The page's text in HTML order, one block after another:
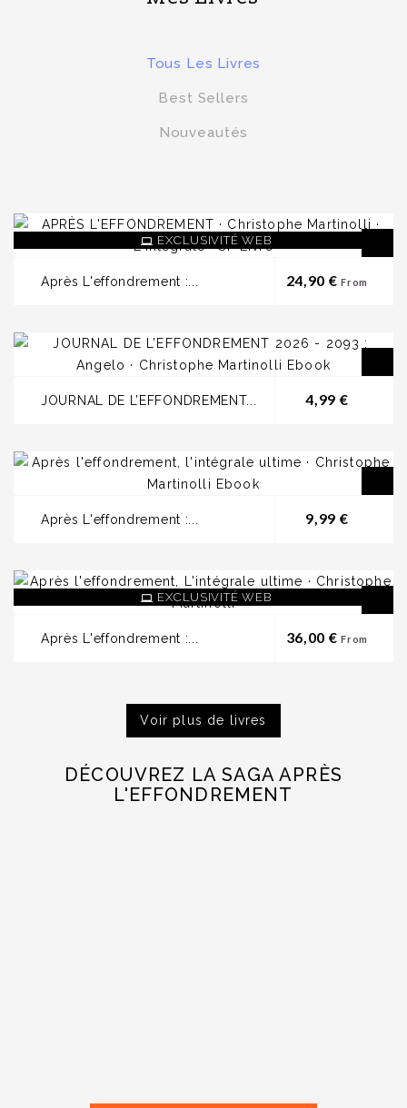
Tous Les Livres
Best Sellers
Nouveautés
EXCLUSIVITÉ WEB
Après L'effondrement :... 24,90 € From
JOURNAL DE L’EFFONDREMENT... 4,99 €Prix
Après L'effondrement :... 9,99 €Prix
EXCLUSIVITÉ WEB
Après L'effondrement :... 36,00 € From
Voir plus de livres
DÉCOUVREZ LA SAGA APRÈS
L'EFFONDREMENT